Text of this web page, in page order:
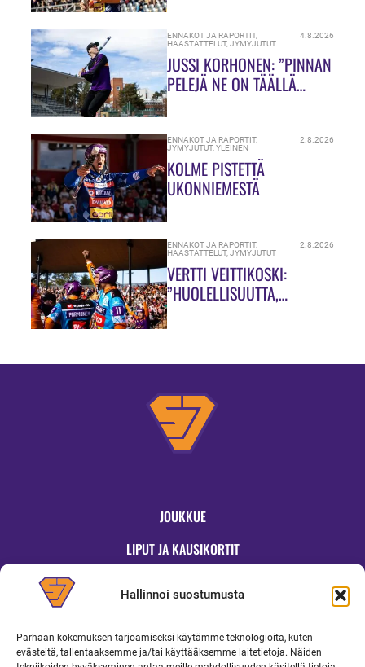
Hallinnoi suostumusta
Parhaan kokemuksen tarjoamiseksi käytämme teknologioita, kuten
evästeitä, tallentaaksemme ja/tai käyttääksemme laitetietoja. Näiden
ENNAKOT JA RAPORTIT,
HAASTATTELUT,JYMYJUTUT
4.8.2026
JUSSI KORHONEN: ”PINNAN
PELEJÄ NE ON TÄÄLLÄ
ENNAKOT JA RAPORTIT,
JYMYJUTUT,YLEINEN
2.8.2026
KOLME PISTETTÄ
UKONNIEMESTÄ
ENNAKOT JA RAPORTIT,
HAASTATTELUT,JYMYJUTUT
2.8.2026
VERTTI VEITTIKOSKI:
”HUOLELLISUUTTA,
JOUKKUE
LIPUT JA KAUSIKORTIT
OTTELUINFO